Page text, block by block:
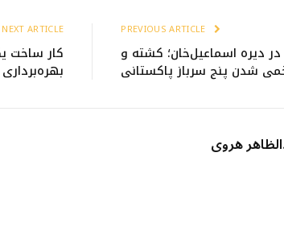
دیره اسماعیل‌خان؛ کشته و
شدن پنج سرباز پاکستانی
NEXT ARTICLE
کار ساخت
هروی